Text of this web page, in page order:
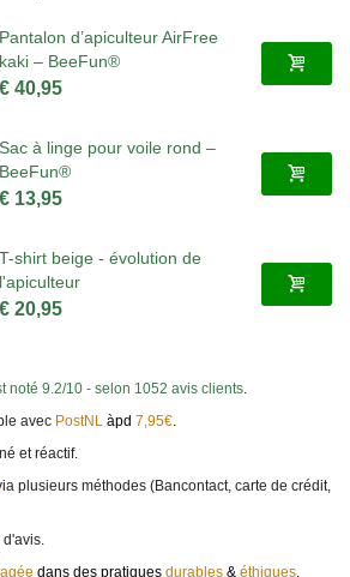
Pantalon d’apiculteur AirFree
kaki – BeeFun®
€ 40,95
Sac à linge pour voile rond –
BeeFun®
€ 13,95
T-shirt beige - évolution de
l'apiculteur
€ 20,95
noté 9.2/10 - selon 1052 avis clients
avec PostNL àpd 7,95€
et réactif.
plusieurs méthodes (Bancontact, carte de crédit,
dans des pratiques durables & éthiques